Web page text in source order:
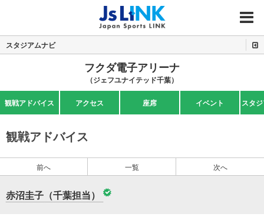
MENU
スタジアムナビ
フクダ電子アリーナ
（ジェフユナイテッド千葉）
観戦アドバイス アクセス 座席 イベント スタ
観戦アドバイス
前へ 一覧 次へ
赤沼圭子（千葉担当）